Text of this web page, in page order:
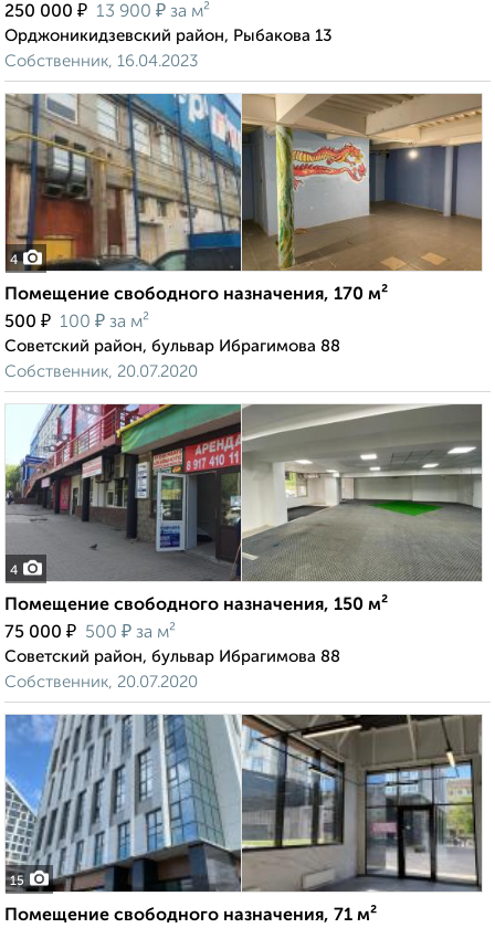
250 000 ₽ 13 900 ₽ за м²
Орджоникидзевский район, Рыбакова 13
Собственник, 16.04.2023
4
Помещение свободного назначения, 170 м²
500 ₽ 100 ₽ за м²
Советский район, бульвар Ибрагимова 88
Собственник, 20.07.2020
4
Помещение свободного назначения, 150 м²
75 000 ₽ 500 ₽ за м²
Советский район, бульвар Ибрагимова 88
Собственник, 20.07.2020
15
Помещение свободного назначения, 71 м²